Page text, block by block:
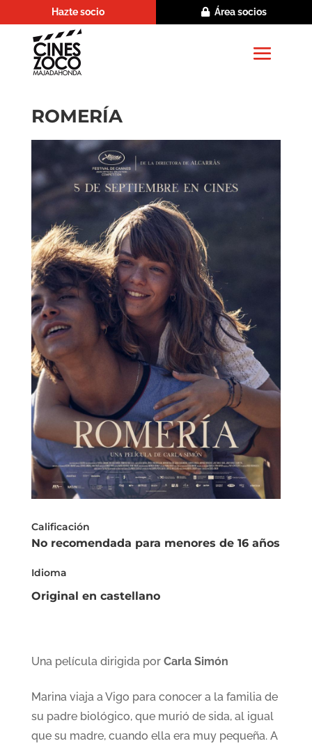
Hazte socio Área socios
ROMERÍA
Calificación
No recomendada para menores de 16 años
Idioma
Original en castellano
Una película dirigida por Carla Simón
Marina viaja a Vigo para conocer a la familia de
su padre biológico, que murió de sida, al igual
que su madre, cuando ella era muy pequeña. A